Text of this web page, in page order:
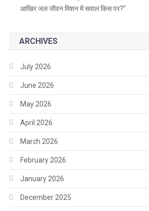
आखिर जल जीवन मिशन में सवाल किस पर?”
ARCHIVES
July 2026
June 2026
May 2026
April 2026
March 2026
February 2026
January 2026
December 2025